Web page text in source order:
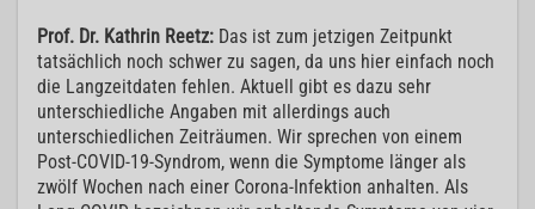
Prof. Dr. Kathrin Reetz: Das ist zum jetzigen Zeitpunkt
tatsächlich noch schwer zu sagen, da uns hier einfach noch
die Langzeitdaten fehlen. Aktuell gibt es dazu sehr
unterschiedliche Angaben mit allerdings auch
unterschiedlichen Zeiträumen. Wir sprechen von einem
Post-COVID-19-Syndrom, wenn die Symptome länger als
zwölf Wochen nach einer Corona-Infektion anhalten. Als